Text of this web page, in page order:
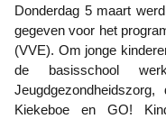
Donderdag 5 maart werd in Open Haven het officiële startsein
gegeven voor het
(VVE). Om jonge
de basisschool
Kiekeboe en GO!